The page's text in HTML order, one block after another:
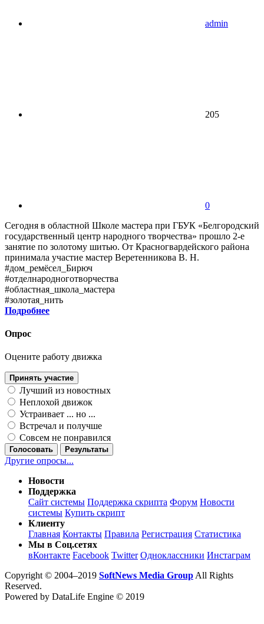
admin
205
0
Сегодня в областной Школе мастера при ГБУК «Белгородский
государственный центр народного творчества» прошло 2-е
занятие по золотому шитью. От Красногвардейского района
принимала участие мастер Веретенникова В. Н.
#дом_ремёсел_Бирюч
#отделнародноготворчества
#областная_школа_мастера
#золотая_нить
Подробнее
Опрос
Оцените работу движка
Принять участие
Лучший из новостных
Неплохой движок
Устраивает ... но ...
Встречал и получше
Совсем не понравился
Голосовать Результаты
Другие опросы...
Новости
Поддержка
Сайт системы Поддержка скрипта Форум Новости
системы Купить скрипт
Клиенту
Главная Контакты Правила Регистрация Статистика
Мы в Соц.сетях
вКонтакте Facebook Twitter Одноклассники Инстаграм
Copyright © 2004–2019 SoftNews Media Group All Rights
Reserved.
Powered by DataLife Engine © 2019